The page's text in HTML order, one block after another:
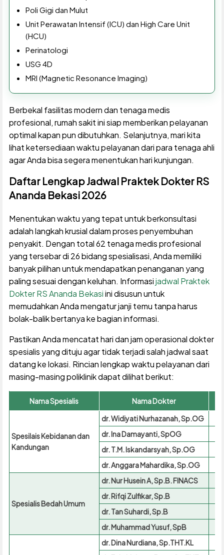
Poli Gigi dan Mulut
Unit Perawatan Intensif (ICU) dan High Care Unit
(HCU)
Perinatologi
USG 4D
MRI (Magnetic Resonance Imaging)
Berbekal fasilitas modern dan tenaga medis
profesional, rumah sakit ini siap memberikan pelayanan
optimal kapan pun dibutuhkan. Selanjutnya, mari kita
lihat ketersediaan waktu pelayanan dari para tenaga ahli
agar Anda bisa segera menentukan hari kunjungan.
Daftar Lengkap Jadwal Praktek Dokter RS
Ananda Bekasi 2026
Menentukan waktu yang tepat untuk berkonsultasi
adalah langkah krusial dalam proses penyembuhan
penyakit. Dengan total 62 tenaga medis profesional
yang tersebar di 26 bidang spesialisasi, Anda memiliki
banyak pilihan untuk mendapatkan penanganan yang
paling sesuai dengan keluhan. Informasijadwal Praktek
Dokter RS Ananda Bekasiini disusun untuk
memudahkan Anda mengatur janji temu tanpa harus
bolak-balik bertanya ke bagian informasi.
Pastikan Anda mencatat hari dan jam operasional dokter
spesialis yang dituju agar tidak terjadi salah jadwal saat
datang ke lokasi. Rincian lengkap waktu pelayanan dari
masing-masing poliklinik dapat dilihat berikut:
Nama Spesialis Nama Dokter
Spesilais Kebidanan dan
Kandungan
dr. Widiyati Nurhazanah, Sp.OG
dr. Ina Damayanti, SpOG
dr. T.M. Iskandarsyah, Sp.OG
dr. Anggara Mahardika, Sp.OG
Spesialis Bedah Umum
dr. Nur Husein A, Sp.B. FINACS
dr. Rifqi Zulfikar, Sp.B
dr. Tan Suhardi, Sp.B
dr. Muhammad Yusuf, SpB
dr. Dina Nurdiana, Sp.THT.KL